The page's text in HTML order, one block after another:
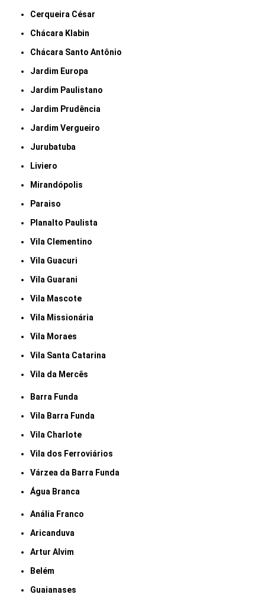
Cerqueira César
Chácara Klabin
Chácara Santo Antônio
Jardim Europa
Jardim Paulistano
Jardim Prudência
Jardim Vergueiro
Jurubatuba
Liviero
Mirandópolis
Paraiso
Planalto Paulista
Vila Clementino
Vila Guacuri
Vila Guarani
Vila Mascote
Vila Missionária
Vila Moraes
Vila Santa Catarina
Vila da Mercês
Barra Funda
Vila Barra Funda
Vila Charlote
Vila dos Ferroviários
Várzea da Barra Funda
Água Branca
Anália Franco
Aricanduva
Artur Alvim
Belém
Guaianases